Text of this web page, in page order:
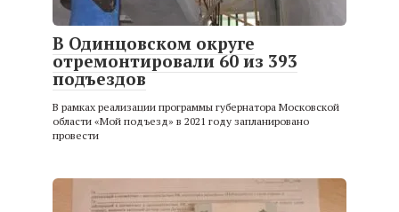
В Одинцовском округе
отремонтировали 60 из 393
подъездов
В рамках реализации программы губернатора Московской
области «Мой подъезд» в 2021 году запланировано
провести